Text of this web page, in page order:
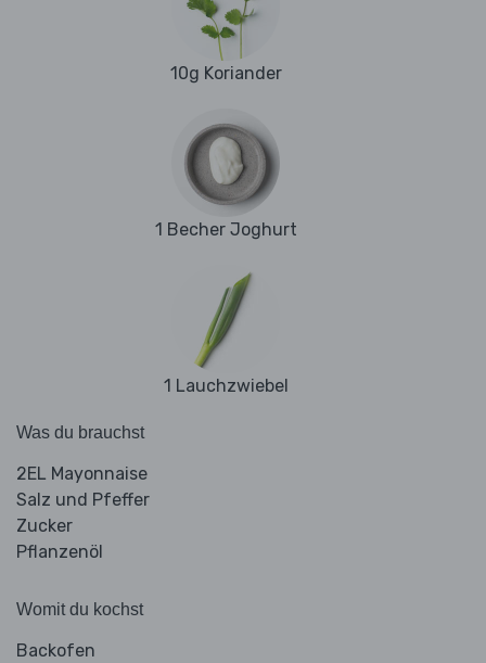
10g Koriander
1 Becher Joghurt
1 Lauchzwiebel
Was du brauchst
2EL Mayonnaise
Salz und Pfeffer
Zucker
Pflanzenöl
Womit du kochst
Backofen